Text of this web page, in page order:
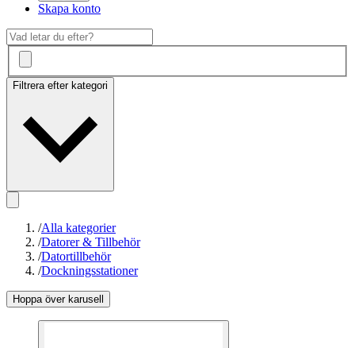
Skapa konto
Filtrera efter kategori
/Alla kategorier
/Datorer & Tillbehör
/Datortillbehör
/Dockningsstationer
Hoppa över karusell